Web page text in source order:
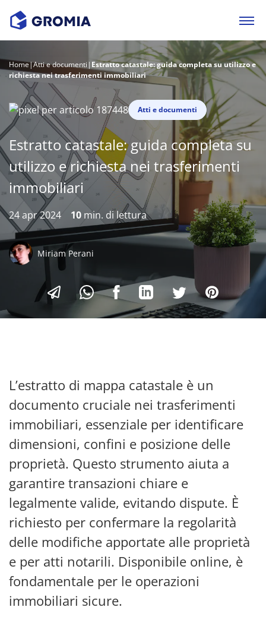
Home|Atti e documenti | Estratto catastale: guida completa su utilizzo e
richiesta nei trasferimenti immobiliari
Atti e documenti
Estratto catastale: guida completa su
utilizzo e richiesta nei trasferimenti
immobiliari
24 apr 2024 10 min. di lettura
Miriam Perani
L’estratto di mappa catastale è un
documento cruciale nei trasferimenti
immobiliari, essenziale per identificare
dimensioni, confini e posizione delle
proprietà. Questo strumento aiuta a
garantire transazioni chiare e
legalmente valide, evitando dispute. È
richiesto per confermare la regolarità
delle modifiche apportate alle proprietà
e per atti notarili. Disponibile online, è
fondamentale per le operazioni
immobiliari sicure.